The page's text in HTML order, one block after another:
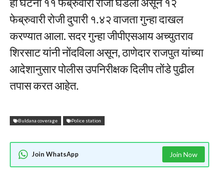
फेब्रुवारी रोजी दुपारी १.४२ वाजता गुन्हा दाखल
करण्यात आला. सदर गुन्हा जीपीएसआय अच्युतराव
शिरसाट यांनी नोंदविला असून, ठाणेदार राजपुत यांच्या
आदेशानुसार पोलीस उपनिरीक्षक दिलीप तोंडे पुढील
तपास करत आहेत.
Buldana coverage Police station
Join WhatsApp Join Now